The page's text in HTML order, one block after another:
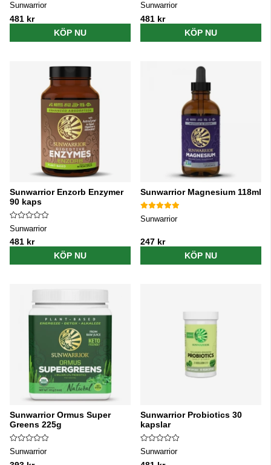
Sunwarrior
481 kr
KÖP NU
Sunwarrior
481 kr
KÖP NU
Sunwarrior Enzorb Enzymer
90 kaps
Sunwarrior
481 kr
KÖP NU
Sunwarrior Magnesium 118ml
Sunwarrior
247 kr
KÖP NU
Sunwarrior Ormus Super
Greens 225g
Sunwarrior
Sunwarrior Probiotics 30
kapslar
Sunwarrior